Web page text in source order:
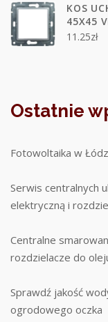
KOS
45X45
11.25zł
Ostatnie
Fotowoltaika w
Serwis centralnych
elektryczną i
Centralne
rozdzielacze do
Sprawdź jakość
ogrodowego oczka